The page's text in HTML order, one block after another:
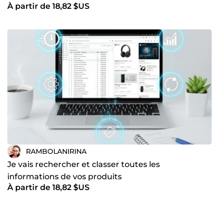
À partir de 18,82 $US
RAMBOLANIRINA
Je vais rechercher et classer toutes les
informations de vos produits
À partir de 18,82 $US